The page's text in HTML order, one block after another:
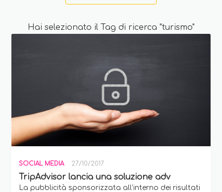
Hai selezionato il Tag di ricerca "turismo"
SOCIAL MEDIA 27/10/2017
TripAdvisor lancia una soluzione adv
La pubblicità sponsorizzata all’interno dei risultati